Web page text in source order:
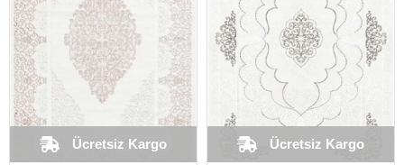
Ücretsiz Kargo Ücretsiz Kargo